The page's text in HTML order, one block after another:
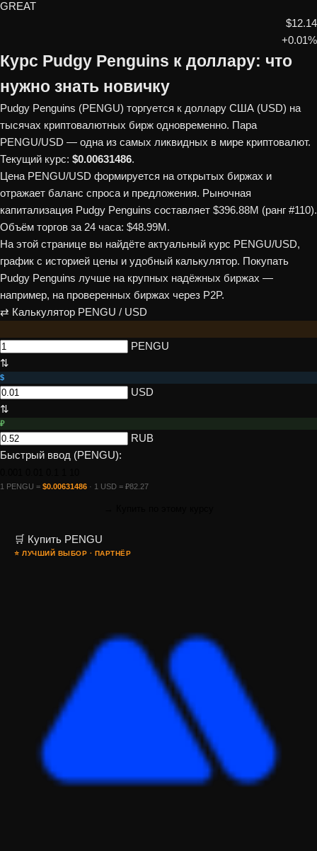
GREAT
$12.14
+0.01%
Курс Pudgy Penguins к доллару: что
нужно знать новичку
Pudgy Penguins (PENGU) торгуется к доллару США (USD) на
тысячах криптовалютных бирж одновременно. Пара
PENGU/USD — одна из самых ликвидных в мире криптовалют.
Текущий курс: $0.00631486.
Цена PENGU/USD формируется на открытых биржах и
отражает баланс спроса и предложения. Рыночная
капитализация Pudgy Penguins составляет $396.88M (ранг #110).
Объём торгов за 24 часа: $48.99M.
На этой странице вы найдёте актуальный курс PENGU/USD,
график с историей цены и удобный калькулятор. Покупать
Pudgy Penguins лучше на крупных надёжных биржах —
например, на проверенных биржах через P2P.
⇄ Калькулятор PENGU / USD
PENGU
⇅
$
USD
⇅
₽
RUB
Быстрый ввод (PENGU):
1 PENGU = $0.00631486 · 1 USD = ₽82.27
🛒 Купить PENGU
⭐ ЛУЧШИЙ ВЫБОР · ПАРТНЁР